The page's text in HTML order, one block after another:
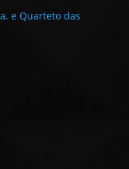
e Quarteto das